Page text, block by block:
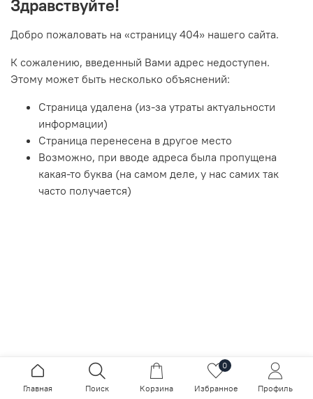
Здравствуйте!
Добро пожаловать на «страницу 404» нашего сайта.
К сожалению, введенный Вами адрес недоступен.
Этому может быть несколько объяснений:
Страница удалена (из-за утраты актуальности
информации)
Страница перенесена в другое место
Возможно, при вводе адреса была пропущена
какая-то буква (на самом деле, у нас самих так
часто получается)
Главная Поиск Корзина
0
Избранное Профиль